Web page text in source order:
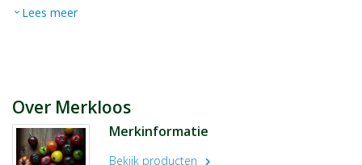
expand_more Lees meer
Over Merkloos
Merkinformatie
Bekijk producten chevron_right